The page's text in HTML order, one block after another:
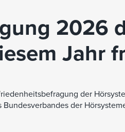
2026
Jahr
der
Bundesverbandes der